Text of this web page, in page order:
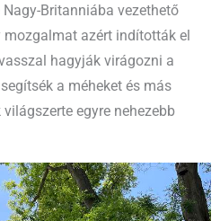
Nagy-Britanniába vezethető
azért indították el
hagyják virágozni a
a méheket és más
egyre nehezebb